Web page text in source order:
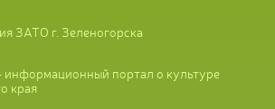
ЗАТО г. Зеленогорска
информационный портал о культуре
края